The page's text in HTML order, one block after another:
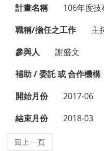
計畫名稱
106年度
職稱/擔任之工作
主
參與人
謝盛文
補助 / 委託 或 合作機構
開始月份
2017-06
結束月份
2018-03